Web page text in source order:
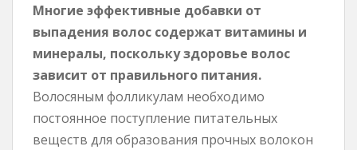
Многие эффективные добавки от
выпадения волос содержат витамины и
минералы, поскольку здоровье волос
зависит от правильного питания.
Волосяным фолликулам необходимо
постоянное поступление питательных
веществ для образования прочных волокон